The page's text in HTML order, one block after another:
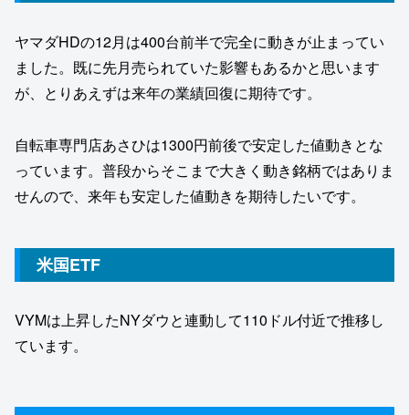
ヤマダHDの12月は400台前半で完全に動きが止まってい
ました。既に先月売られていた影響もあるかと思います
が、とりあえずは来年の業績回復に期待です。
自転車専門店あさひは1300円前後で安定した値動きとな
っています。普段からそこまで大きく動き銘柄ではありま
せんので、来年も安定した値動きを期待したいです。
米国ETF
VYMは上昇したNYダウと連動して110ドル付近で推移し
ています。